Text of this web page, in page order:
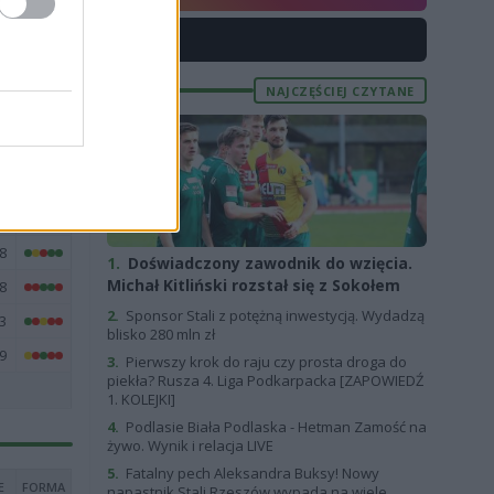
FORMA
NAJCZĘŚCIEJ CZYTANE
1. Doświadczony zawodnik do wzięcia.
Michał Kitliński rozstał się z Sokołem
2. Sponsor Stali z potężną inwestycją. Wydadzą
blisko 280 mln zł
3. Pierwszy krok do raju czy prosta droga do
piekła? Rusza 4. Liga Podkarpacka [ZAPOWIEDŹ
1. KOLEJKI]
4. Podlasie Biała Podlaska - Hetman Zamość na
żywo. Wynik i relacja LIVE
5. Fatalny pech Aleksandra Buksy! Nowy